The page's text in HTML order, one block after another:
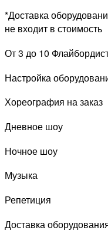
*Доставка
не входит в стоимость
От 3 до 10
Настройка
Хореография на заказ
Дневное шоу
Ночное шоу
Музыка
Репетиция
Доставка